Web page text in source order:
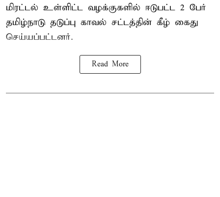
மிரட்டல் உள்ளிட்ட வழக்குகளில் ஈடுபட்ட 2 பேர்
தமிழ்நாடு தடுப்பு காவல் சட்டத்தின் கீழ் கைது
செய்யப்பட்டனர்.
Read More